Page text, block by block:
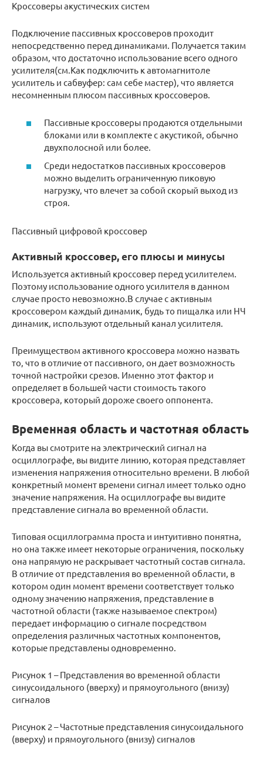
Кроссоверы акустических систем
Подключение пассивных кроссоверов проходит
непосредственно перед динамиками. Получается таким
образом, что достаточно использование всего одного
усилителя(см.Как подключить к автомагнитоле
усилитель и сабвуфер: сам себе мастер), что является
несомненным плюсом пассивных кроссоверов.
Пассивные кроссоверы продаются отдельными
блоками или в комплекте с акустикой, обычно
двухполосной или более.
Среди недостатков пассивных кроссоверов
можно выделить ограниченную пиковую
нагрузку, что влечет за собой скорый выход из
строя.
Пассивный цифровой кроссовер
Активный кроссовер, его плюсы и минусы
Используется активный кроссовер перед усилителем.
Поэтому использование одного усилителя в данном
случае просто невозможно.В случае с активным
кроссовером каждый динамик, будь то пищалка или НЧ
динамик, используют отдельный канал усилителя.
Преимуществом активного кроссовера можно назвать
то, что в отличие от пассивного, он дает возможность
точной настройки срезов. Именно этот фактор и
определяет в большей части стоимость такого
кроссовера, который дороже своего оппонента.
Временная область и частотная область
Когда вы смотрите на электрический сигнал на
осциллографе, вы видите линию, которая представляет
изменения напряжения относительно времени. В любой
конкретный момент времени сигнал имеет только одно
значение напряжения. На осциллографе вы видите
представление сигнала во временной области.
Типовая осциллограмма проста и интуитивно понятна,
но она также имеет некоторые ограничения, поскольку
она напрямую не раскрывает частотный состав сигнала.
В отличие от представления во временной области, в
котором один момент времени соответствует только
одному значению напряжения, представление в
частотной области (также называемое спектром)
передает информацию о сигнале посредством
определения различных частотных компонентов,
которые представлены одновременно.
Рисунок 1 – Представления во временной области
синусоидального (вверху) и прямоугольного (внизу)
сигналов
Рисунок 2 – Частотные представления синусоидального
(вверху) и прямоугольного (внизу) сигналов